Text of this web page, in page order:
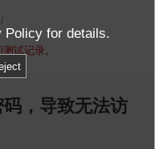
试记录。
，导致无法访
Policy for details.